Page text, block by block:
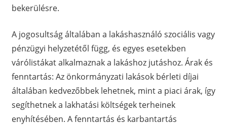
bekerülésre.
A jogosultság általában a lakáshasználó szociális vagy
pénzügyi helyzetétől függ, és egyes esetekben
várólistákat alkalmaznak a lakáshoz jutáshoz. Árak és
fenntartás: Az önkormányzati lakások bérleti díjai
általában kedvezőbbek lehetnek, mint a piaci árak, így
segíthetnek a lakhatási költségek terheinek
enyhítésében. A fenntartás és karbantartás